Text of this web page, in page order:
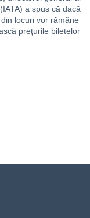
a spus că dacă
locuri vor rămâne
prețurile biletelor